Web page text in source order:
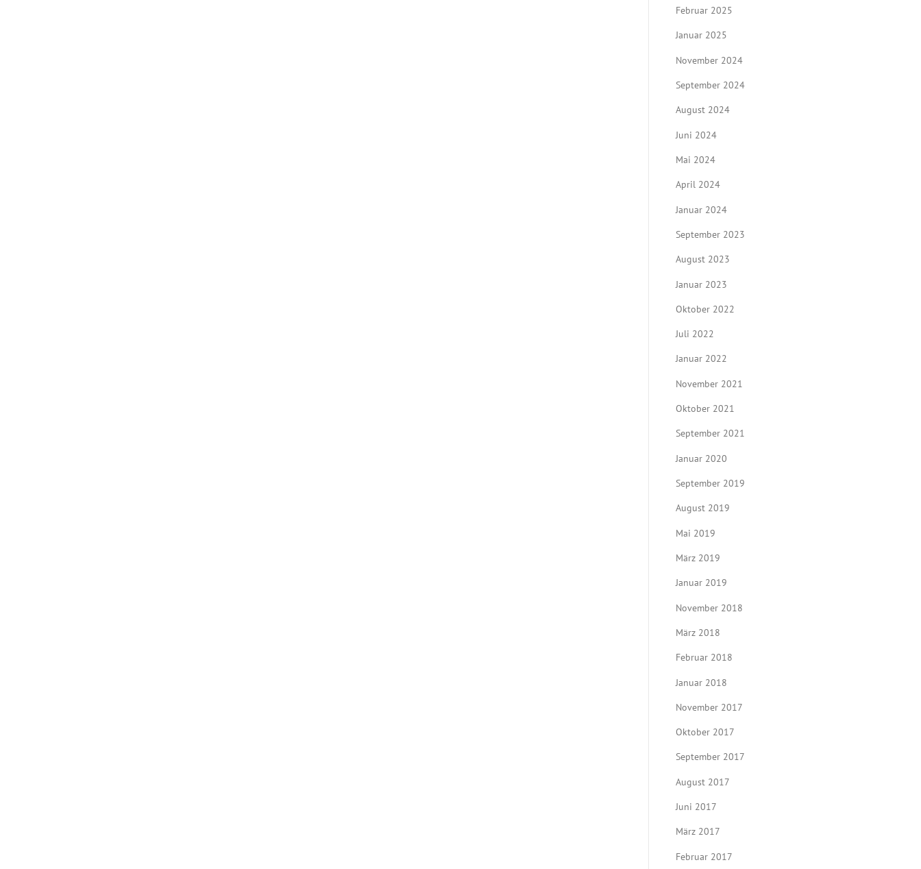
Februar 2025
Januar 2025
November 2024
September 2024
August 2024
Juni 2024
Mai 2024
April 2024
Januar 2024
September 2023
August 2023
Januar 2023
Oktober 2022
Juli 2022
Januar 2022
November 2021
Oktober 2021
September 2021
Januar 2020
September 2019
August 2019
Mai 2019
März 2019
Januar 2019
November 2018
März 2018
Februar 2018
Januar 2018
November 2017
Oktober 2017
September 2017
August 2017
Juni 2017
März 2017
Februar 2017